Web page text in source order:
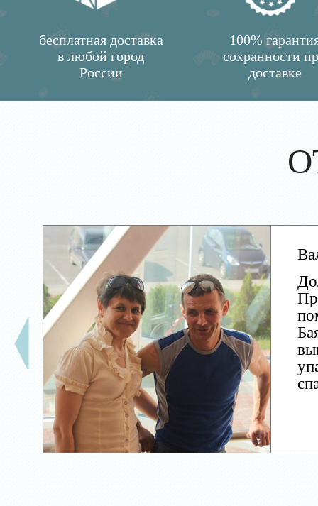
бесплатная доставка
в любой город
России
100%
сохранности
доставке